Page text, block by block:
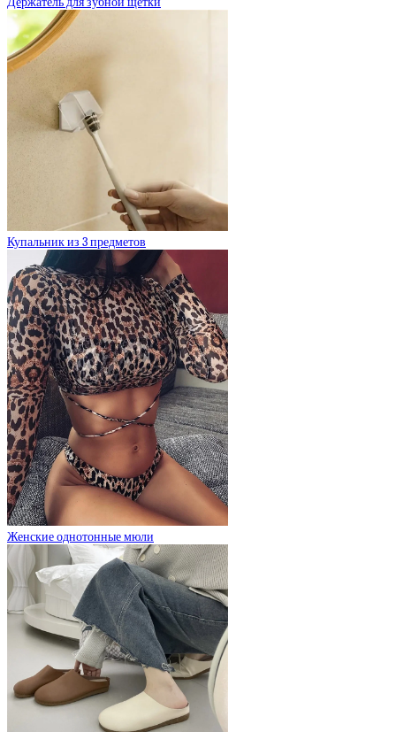
Купальник из 3 предметов
Женские однотонные мюли